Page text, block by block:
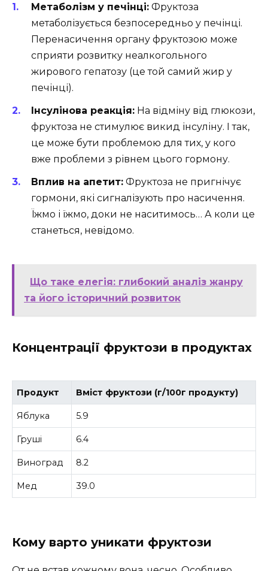
Метаболізм у печінці: Фруктоза
метаболізується безпосередньо у печінці.
Перенасичення органу фруктозою може
сприяти розвитку неалкогольного
жирового гепатозу (це той самий жир у
печінці).
Інсулінова реакція: На відміну від глюкози,
фруктоза не стимулює викид інсуліну. І так,
це може бути проблемою для тих, у кого
вже проблеми з рівнем цього гормону.
Вплив на апетит: Фруктоза не пригнічує
гормони, які сигналізують про насичення.
Їжмо і їжмо, доки не наситимось… А коли це
станеться, невідомо.
Що таке елегія: глибокий аналіз жанру
та його історичний розвиток
Концентрації фруктози в продуктах
Продукт Вміст фруктози (г/100г продукту)
Яблука 5.9
Груші 6.4
Виноград 8.2
Мед 39.0
Кому варто уникати фруктози